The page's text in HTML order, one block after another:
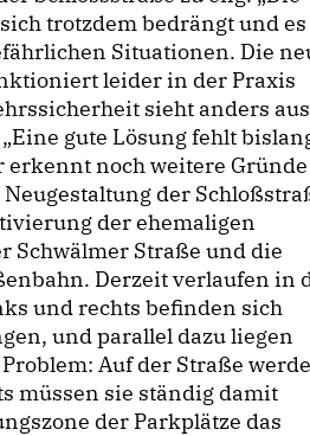
trotzdem bedrängt und es
Situationen. Die
leider in der Praxis
sieht anders
gute Lösung fehlt
erkennt noch weitere
der
der ehemaligen
Schwälmer Straße und die
Derzeit verlaufen in
und rechts befinden sich
und parallel dazu liegen
Auf der Straße
müssen sie ständig damit
der Parkplätze das